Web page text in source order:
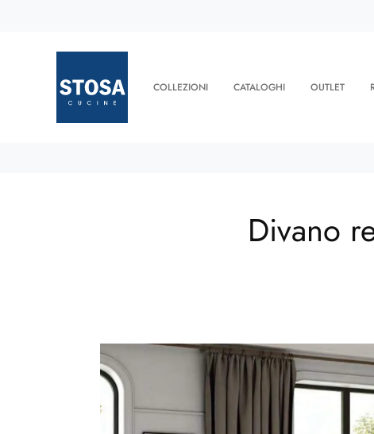
COLLEZIONI CATALOGHI OUTLET
Divano